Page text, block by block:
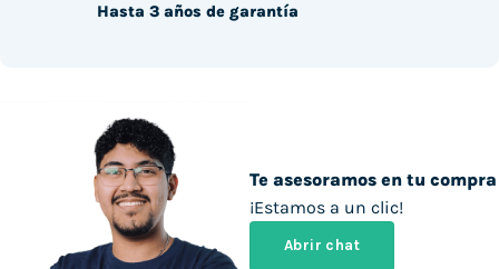
Te asesoramos en tu compra
¡Estamos a un clic!
Abrir chat
Hasta 3 años de garantía